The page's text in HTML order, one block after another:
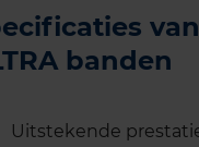
banden
Uitstekende